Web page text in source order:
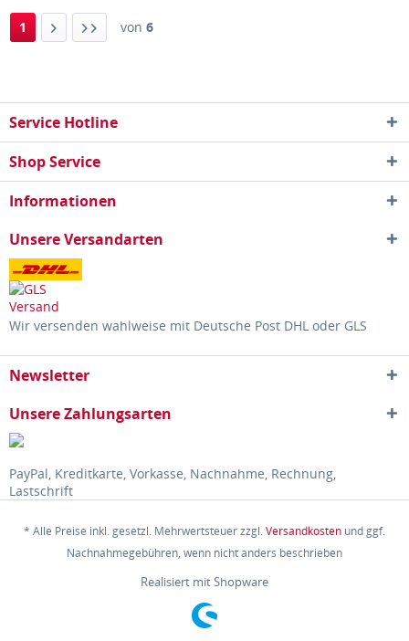
1 von 6
Service Hotline
Shop Service
Informationen
Unsere Versandarten
Wir versenden wahlweise mit Deutsche Post DHL oder GLS
Newsletter
Unsere Zahlungsarten
PayPal, Kreditkarte, Vorkasse, Nachnahme, Rechnung,
Lastschrift
* Alle Preise inkl. gesetzl. Mehrwertsteuer zzgl.Versandkosten und ggf.
Nachnahmegebühren, wenn nicht anders beschrieben
Realisiert mit Shopware